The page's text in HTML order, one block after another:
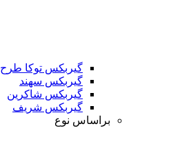
گیربکس توکا طرح
گیربکس سهند
گیربکس شاکرین
گیربکس شریف
براساس نوع